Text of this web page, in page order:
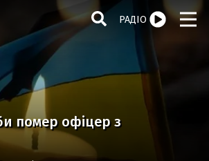
РАДІО
помер офіцер з